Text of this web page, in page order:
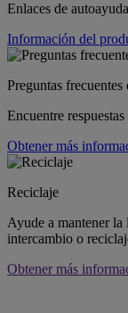
Enlaces de autoayuda
Información del
Preguntas frecuentes
Encuentre
Obtener más
Reciclaje
Ayude a mantener la
intercambio o
Obtener más